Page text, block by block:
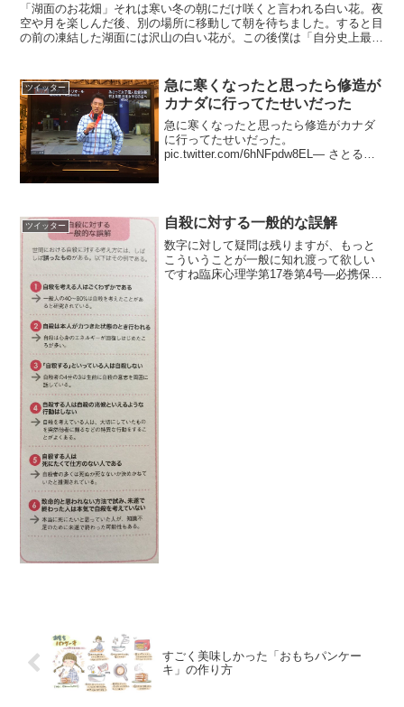
「湖面のお花畑」それは寒い冬の朝にだけ咲くと言われる白い花。夜
空や月を楽しんだ後、別の場所に移動して朝を待ちました。すると目
の前の凍結した湖面には沢山の白い花が。この後僕は「自分史上最
ツイッター
急に寒くなったと思ったら修造が
カナダに行ってたせいだった
急に寒くなったと思ったら修造がカナダ
に行ってたせいだった。
pic.twitter.com/6hNFpdw8EL— さとる＠
ツイッター 自殺に対する一般的な誤解
数字に対して疑問は残りますが、もっと
こういうことが一般に知れ渡って欲しい
ですね臨床心理学第17巻第4号―必携保存
すごく美味しかった「おもちパンケー
キ」の作り方